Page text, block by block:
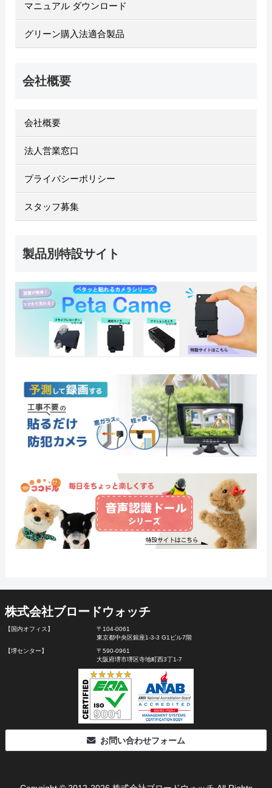
マニュアル ダウンロード
グリーン購入法適合製品
会社概要
会社概要
法人営業窓口
プライバシーポリシー
スタッフ募集
製品別特設サイト
株式会社ブロードウォッチ
【国内オフィス】
〒104-0061
東京都中央区銀座1-3-3 G1ビル7階
【堺センター】
〒590-0961
大阪府堺市堺区寺地町西3丁1-7
お問い合わせフォーム